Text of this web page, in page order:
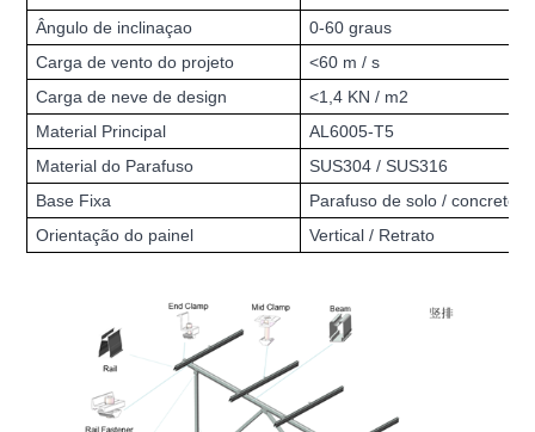
Ângulo de inclinaçao
0-60 graus
Carga de vento do projeto
<60 m / s
Carga de neve de design
<1,4 KN / m2
Material Principal
AL6005-T5
Material do Parafuso
SUS304 / SUS316
Base Fixa
Parafuso de solo / concreto /
Orientação do painel
Vertical / Retrato